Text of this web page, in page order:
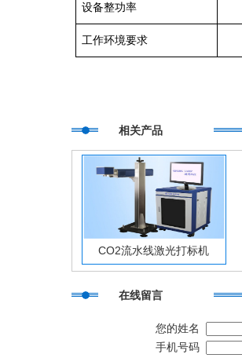
设备整功率
工作环境要求
相关产品
CO2流水线激光打标机
在线留言
您的姓名
手机号码